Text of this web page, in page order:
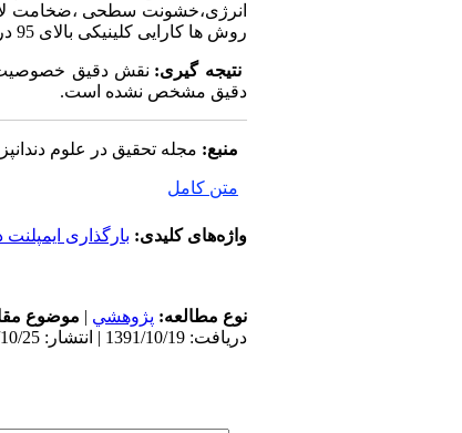
انرژی،خشونت سطحی ،ضخامت
روش ها کارایی کلینیکی بالای 95 درصد را در طول 5 سال از خود نشان داده اند..
نتیجه گیری: نقش دقیق خصوصیت
دقیق مشخص نشده است.
منبع: مجله تحقیق در علوم
متن کامل
واژه‌های کلیدی: بارگذاری ایمپلنت
نوع مطالعه: پژوهشي | موضوع
دریافت: 1391/10/19 | انتشار: 1390/10/25